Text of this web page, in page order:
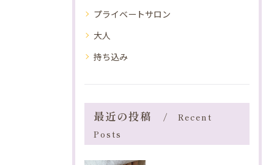
プライベートサロン
大人
持ち込み
最近の投稿
Recent
Posts